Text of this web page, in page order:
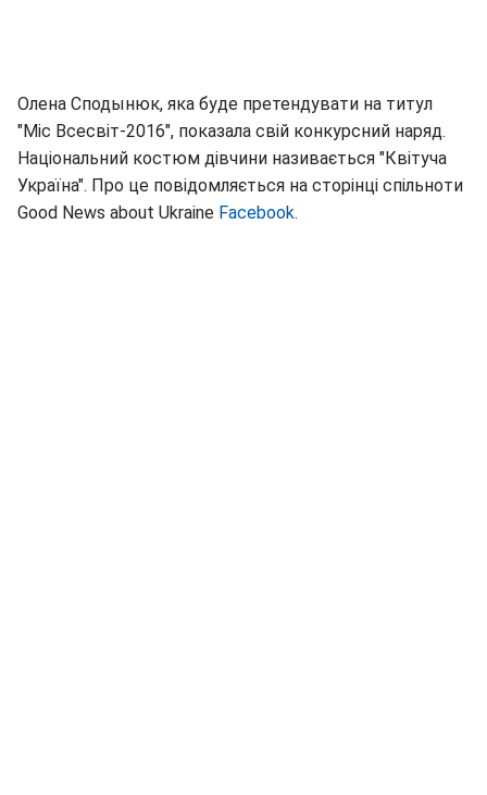
Олена Сподынюк, яка буде претендувати на титул
"Міс Всесвіт-2016", показала свій конкурсний наряд.
Національний костюм дівчини називається "Квітуча
Україна". Про це повідомляється на сторінці спільноти
Good News about Ukraine Facebook.